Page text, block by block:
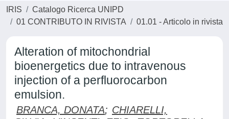
IRIS
Catalogo Ricerca UNIPD
01 CONTRIBUTO IN RIVISTA
01.01 - Articolo in rivista
Alteration of mitochondrial
bioenergetics due to intravenous
injection of a perfluorocarbon
emulsion.
BRANCA, DONATA; CHIARELLI,